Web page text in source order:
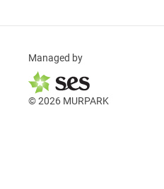
Managed by
© 2026 MURPARK